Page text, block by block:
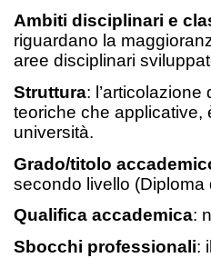
Ambiti disciplinari e
riguardano la
aree disciplinari
Struttura:
teoriche che applicative,
università.
Grado/titolo
secondo livello (Diploma
Qualifica accademica:
Sbocchi professionali: